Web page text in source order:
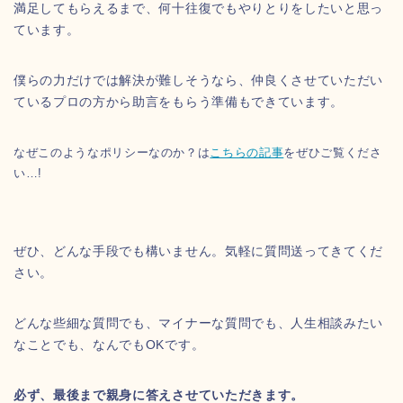
満足してもらえるまで、何十往復でもやりとりをしたいと思っ
ています。
僕らの力だけでは解決が難しそうなら、仲良くさせていただい
ているプロの方から助言をもらう準備もできています。
なぜこのようなポリシーなのか？は こちらの記事をぜひご覧くださ
い…!
ぜひ、どんな手段でも構いません。気軽に質問送ってきてくだ
さい。
どんな些細な質問でも、マイナーな質問でも、人生相談みたい
なことでも、なんでもOKです。
必ず、最後まで親身に答えさせていただきます。